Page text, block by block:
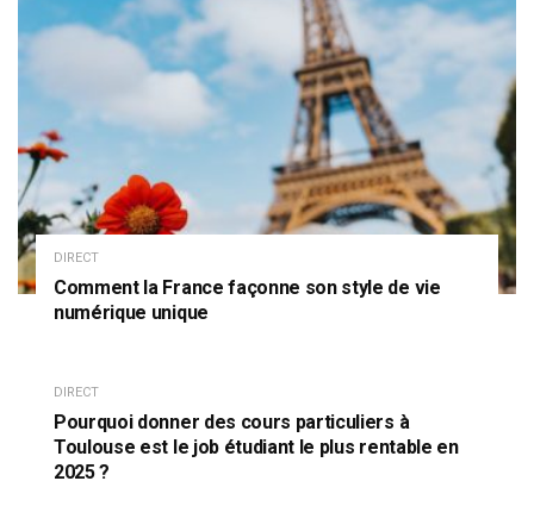
DIRECT
Comment la France façonne son style de vie
numérique unique
DIRECT
Pourquoi donner des cours particuliers à
Toulouse est le job étudiant le plus rentable en
2025 ?